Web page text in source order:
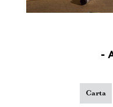
-
Carta